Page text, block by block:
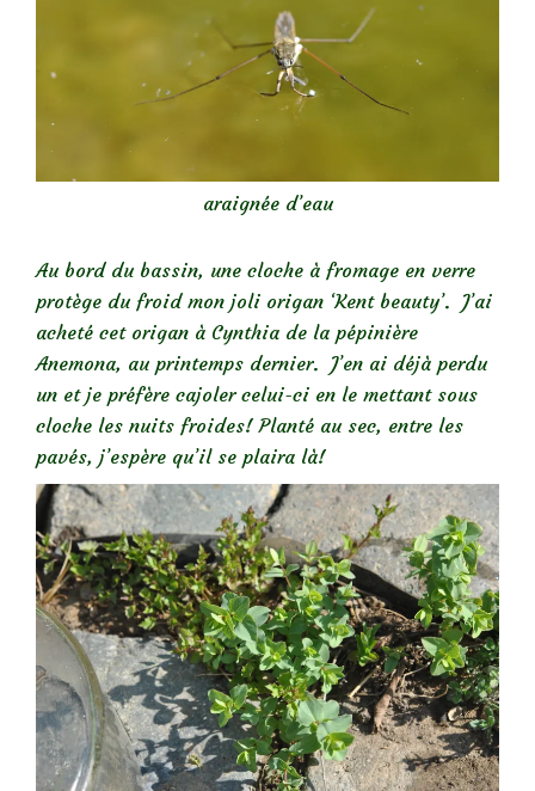
araignée d’eau
Au bord du bassin, une cloche à fromage en verre
protège du froid mon joli origan ‘Kent beauty’. J’ai
acheté cet origan à Cynthia de la pépinière
Anemona, au printemps dernier. J’en ai déjà perdu
un et je préfère cajoler celui-ci en le mettant sous
cloche les nuits froides! Planté au sec, entre les
pavés, j’espère qu’il se plaira là!